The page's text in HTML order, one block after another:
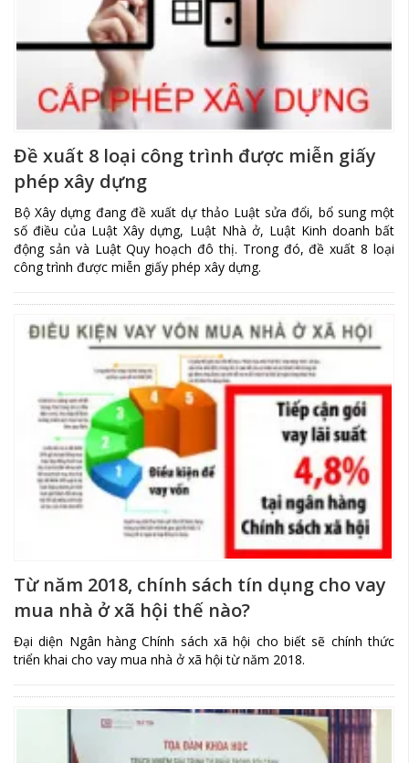
Đề xuất 8 loại công trình được miễn giấy
phép xây dựng
Bộ Xây dựng đang đề xuất dự thảo Luật sửa đổi, bổ sung một
số điều của Luật Xây dựng, Luật Nhà ở, Luật Kinh doanh bất
động sản và Luật Quy hoạch đô thị. Trong đó, đề xuất 8 loại
công trình được miễn giấy phép xây dựng.
Từ năm 2018, chính sách tín dụng cho vay
mua nhà ở xã hội thế nào?
Đại diện Ngân hàng Chính sách xã hội cho biết sẽ chính thức
triển khai cho vay mua nhà ở xã hội từ năm 2018.